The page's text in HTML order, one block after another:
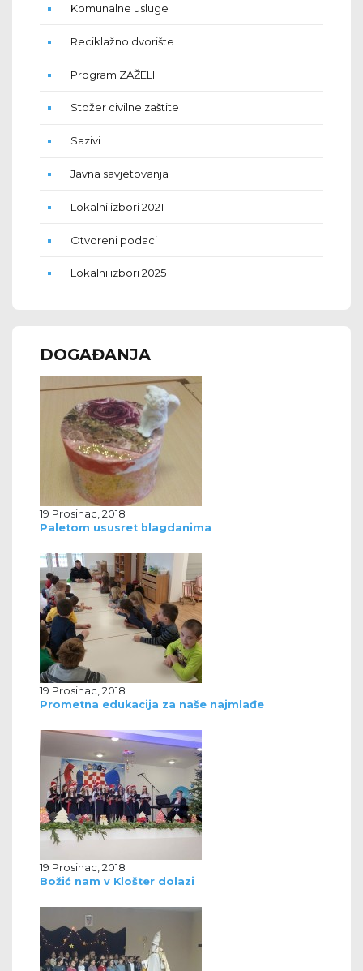
Komunalne usluge
Reciklažno dvorište
Program ZAŽELI
Stožer civilne zaštite
Sazivi
Javna savjetovanja
Lokalni izbori 2021
Otvoreni podaci
Lokalni izbori 2025
DOGAĐANJA
19 Prosinac, 2018
Paletom ususret blagdanima
19 Prosinac, 2018
Prometna edukacija za naše najmlađe
19 Prosinac, 2018
Božić nam v Klošter dolazi